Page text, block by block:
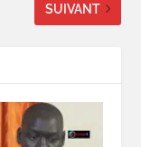
SUIVANT